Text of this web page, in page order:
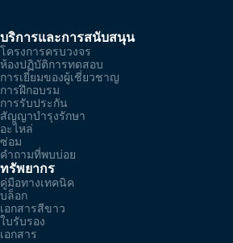
บริการและการสนับสนุน
โครงการครบวงจร
ห้องปฏิบัติการทดสอบ
การเยี่ยมของผู้เชี่ยวชาญ
การฝึกอบรม
การรับประกัน
สัญญาบำรุงรักษา
อะไหล่
ซ่อม
คำถามที่พบบ่อย
ทรัพยากร
คู่มือทางเทคนิค
บล็อก
เอกสารสีขาว
ใบรับรอง
เอกสาร